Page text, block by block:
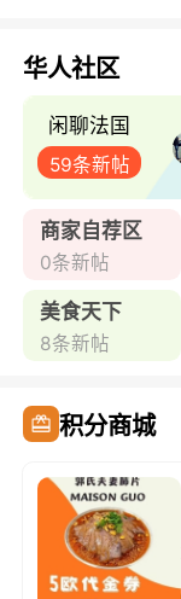
华人社区
闲聊法国
59条新帖
商家自荐区
0条新帖
美食天下
8条新帖
积分商城